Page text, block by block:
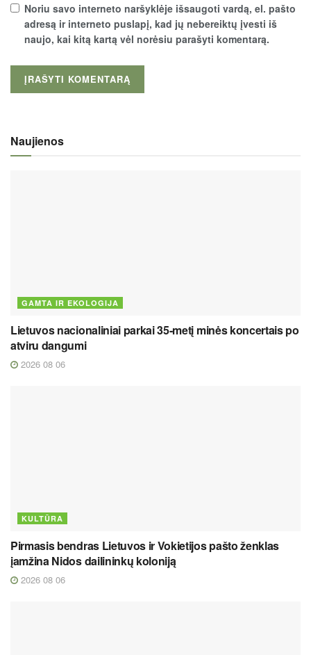
Noriu savo interneto naršyklėje išsaugoti vardą, el. pašto
adresą ir interneto puslapį, kad jų nebereiktų įvesti iš
naujo, kai kitą kartą vėl norėsiu parašyti komentarą.
Naujienos
GAMTA IR EKOLOGIJA
Lietuvos nacionaliniai parkai 35-metį minės koncertais po
atviru dangumi
2026 08 06
KULTŪRA
Pirmasis bendras Lietuvos ir Vokietijos pašto ženklas
įamžina Nidos dailininkų koloniją
2026 08 06